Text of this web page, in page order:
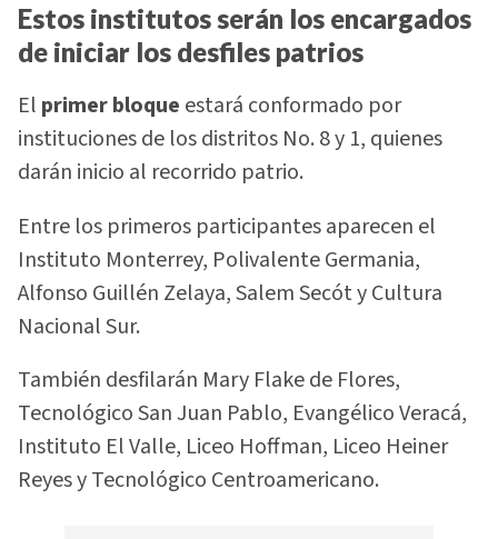
Estos institutos serán los encargados
de iniciar los desfiles patrios
El primer bloque estará conformado por
instituciones de los distritos No. 8 y 1, quienes
darán inicio al recorrido patrio.
Entre los primeros participantes aparecen el
Instituto Monterrey, Polivalente Germania,
Alfonso Guillén Zelaya, Salem Secót y Cultura
Nacional Sur.
También desfilarán Mary Flake de Flores,
Tecnológico San Juan Pablo, Evangélico Veracá,
Instituto El Valle, Liceo Hoffman, Liceo Heiner
Reyes y Tecnológico Centroamericano.